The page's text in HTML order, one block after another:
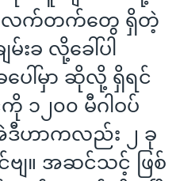
လက်တက်တွေ ရှိတဲ့
ခ လို့ခေါ်ပါ
ပေါ်မှာ ဆိုလို့ ရှိရင်
၁၂၀၀ မီဂါဝပ်
ဒီဟာကလည်း ၂ ခု
ဗျ။ အဆင်သင့် ဖြစ်